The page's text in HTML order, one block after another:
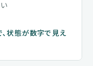
状態が数字で見え